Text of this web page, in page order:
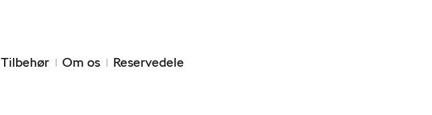
Tilbehør Om os Reservedele